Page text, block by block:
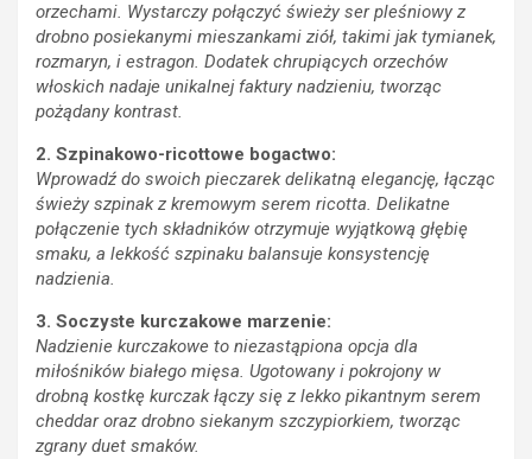
orzechami. Wystarczy połączyć świeży ser pleśniowy z
drobno posiekanymi mieszankami ziół, takimi jak tymianek,
rozmaryn, i estragon. Dodatek chrupiących orzechów
włoskich nadaje unikalnej faktury nadzieniu, tworząc
pożądany kontrast.
2. Szpinakowo-ricottowe bogactwo:
Wprowadź do swoich pieczarek delikatną elegancję, łącząc
świeży szpinak z kremowym serem ricotta. Delikatne
połączenie tych składników otrzymuje wyjątkową głębię
smaku, a lekkość szpinaku balansuje konsystencję
nadzienia.
3. Soczyste kurczakowe marzenie:
Nadzienie kurczakowe to niezastąpiona opcja dla
miłośników białego mięsa. Ugotowany i pokrojony w
drobną kostkę kurczak łączy się z lekko pikantnym serem
cheddar oraz drobno siekanym szczypiorkiem, tworząc
zgrany duet smaków.